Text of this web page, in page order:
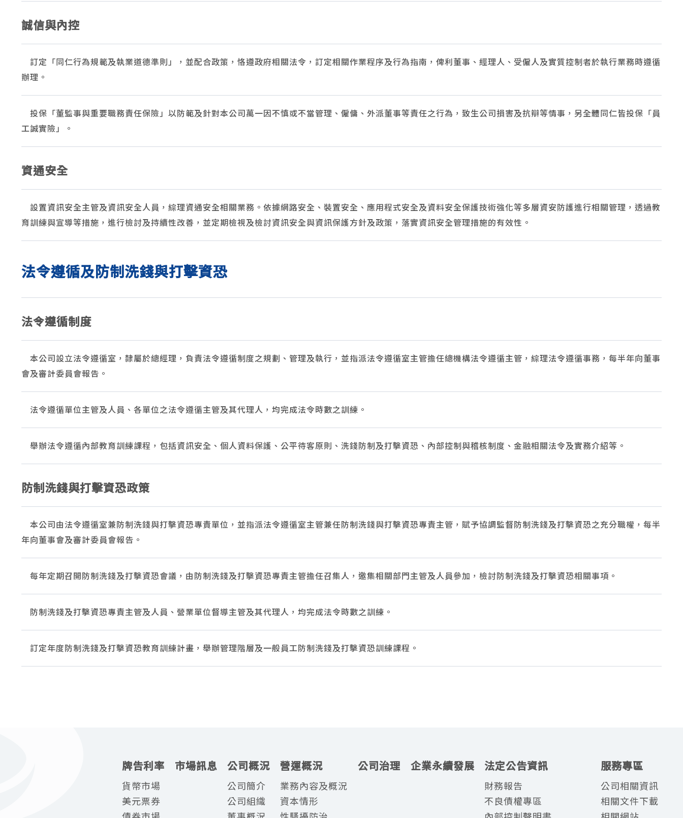
誠信與內控
訂定「同仁行為規範及執業道德準則」，並配合政策，恪遵政府相關法令，訂定相關作業程序及行為指南，俾利董事、經理人、受僱人及實質控制者於執行業務時遵循
辦理。
投保「董監事與重要職務責任保險」以防範及針對本公司萬一因不慎或不當管理、僱傭、外派董事等責任之行為，致生公司損害及抗辯等情事，另全體同仁皆投保「員
工誠實險」。
資通安全
設置資訊安全主管及資訊安全人員，綜理資通安全相關業務。依據網路安全、裝置安全、應用程式安全及資料安全保護技術強化等多層資安防護進行相關管理，透過教
育訓練與宣導等措施，進行檢討及持續性改善，並定期檢視及檢討資訊安全與資訊保護方針及政策，落實資訊安全管理措施的有效性。
法令遵循及防制洗錢與打擊資恐
法令遵循制度
本公司設立法令遵循室，隸屬於總經理，負責法令遵循制度之規劃、管理及執行，並指派法令遵循室主管擔任總機構法令遵循主管，綜理法令遵循事務，每半年向董事
會及審計委員會報告。
法令遵循單位主管及人員、各單位之法令遵循主管及其代理人，均完成法令時數之訓練。
舉辦法令遵循內部教育訓練課程，包括資訊安全、個人資料保護、公平待客原則、洗錢防制及打擊資恐、內部控制與稽核制度、金融相關法令及實務介紹等。
防制洗錢與打擊資恐政策
本公司由法令遵循室兼防制洗錢與打擊資恐專責單位，並指派法令遵循室主管兼任防制洗錢與打擊資恐專責主管，賦予協調監督防制洗錢及打擊資恐之充分職權，每半
年向董事會及審計委員會報告。
每年定期召開防制洗錢及打擊資恐會議，由防制洗錢及打擊資恐專責主管擔任召集人，邀集相關部門主管及人員參加，檢討防制洗錢及打擊資恐相關事項。
防制洗錢及打擊資恐專責主管及人員、營業單位督導主管及其代理人，均完成法令時數之訓練。
訂定年度防制洗錢及打擊資恐教育訓練計畫，舉辦管理階層及一般員工防制洗錢及打擊資恐訓練課程。
牌告利率
貨幣市場
美元票券
市場訊息 公司概況
公司簡介
公司組織
營運概況
業務內容及概況
資本情形
公司治理 企業永續發展 法定公告資訊
財務報告
不良債權專區
服務專區
公司相關資訊
相關文件下載